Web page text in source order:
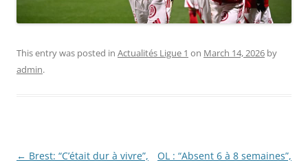
This entry was posted in Actualités Ligue 1 on March 14, 2026 by
admin.
Post
← Brest: “C’était dur à vivre”,
OL : “Absent 6 à 8 semaines”,